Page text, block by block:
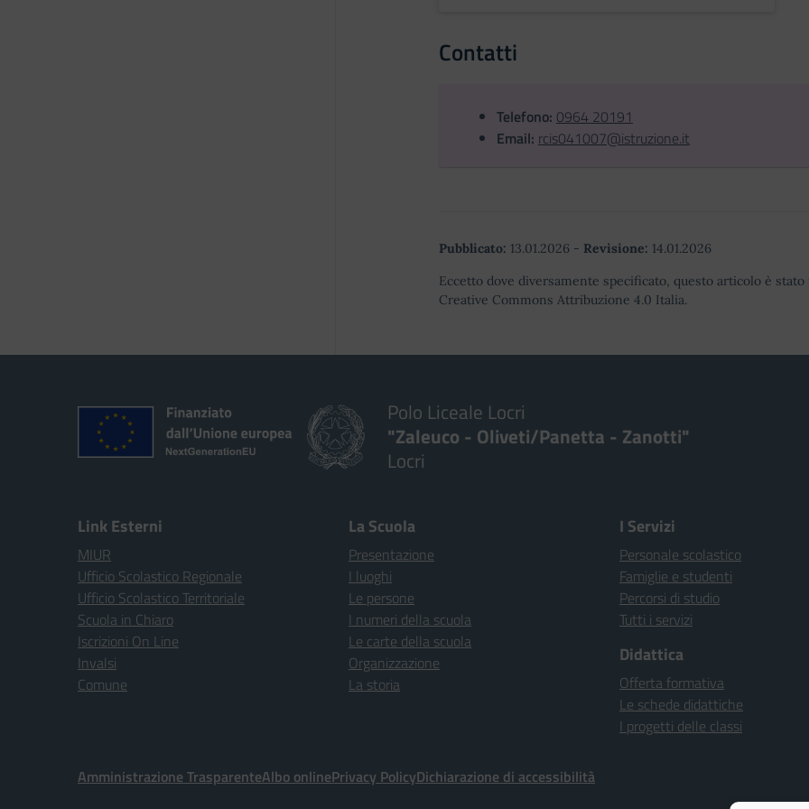
Contatti
Telefono: 0964 20191
Email: rcis041007@istruzione.it
Pubblicato: 13.01.2026 - Revisione: 14.01.2026
Eccetto dove diversamente specificato, questo articolo è
Creative Commons Attribuzione 4.0 Italia.
Polo Liceale Locri
"Zaleuco - Oliveti/Panetta - Zanotti"
Locri
Link Esterni
MIUR
Ufficio Scolastico Regionale
Ufficio Scolastico Territoriale
Scuola in Chiaro
Iscrizioni On Line
Invalsi
Comune
La Scuola
Presentazione
I luoghi
Le persone
I numeri della scuola
Le carte della scuola
Organizzazione
La storia
I Servizi
Personale scolastico
Famiglie e studenti
Percorsi di studio
Tutti i servizi
Didattica
Offerta formativa
Le schede didattiche
I progetti delle classi
Amministrazione TrasparenteAlbo onlinePrivacy PolicyDichiarazione di accessibilità